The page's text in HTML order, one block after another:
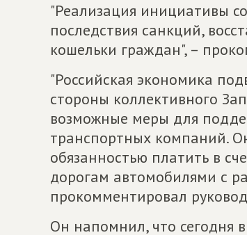
"Реализация инициативы
последствия санкций,
кошельки граждан", –
"Российская экономика
стороны коллективного
возможные меры для
транспортных компаний.
обязанностью платить в
дорогам автомобилями с
прокомментировал
Он напомнил, что сегодня